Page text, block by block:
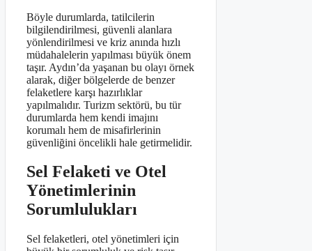
Böyle durumlarda, tatilcilerin
bilgilendirilmesi, güvenli alanlara
yönlendirilmesi ve kriz anında hızlı
müdahalelerin yapılması büyük önem
taşır. Aydın’da yaşanan bu olayı örnek
alarak, diğer bölgelerde de benzer
felaketlere karşı hazırlıklar
yapılmalıdır. Turizm sektörü, bu tür
durumlarda hem kendi imajını
korumalı hem de misafirlerinin
güvenliğini öncelikli hale getirmelidir.
Sel Felaketi ve Otel
Yönetimlerinin
Sorumlulukları
Sel felaketleri, otel yönetimleri için